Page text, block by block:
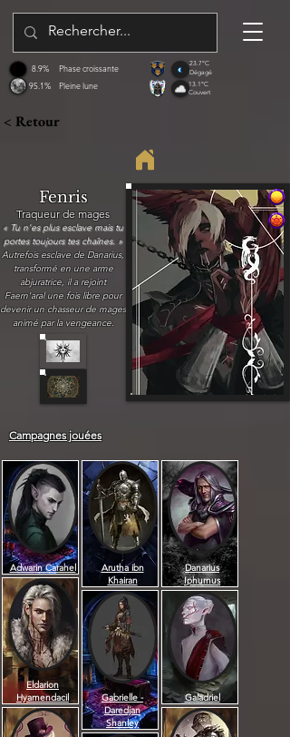
95.1%
8.9%
Pleine lune
Phase croissante
23.7°C
Dégagé
13.1°C
Couvert
< Retour
Fenris
Traqueur de mages
« Tu n'es plus esclave mais tu
portes toujours tes chaînes. »
Autrefois esclave de Danarius,
transformé en une arme
abjuratrice, il a rejoint
Faern'aral une fois libre pour
devenir un chasseur de mages
animé par la vengeance.
Campagnes jouées
Adwarin Carahel
Eldarion
Hyamendacil
Arutha ibn
Khairan
Gabrielle -
Daredjan
Shanley
Danarius
Iphurnus
Galadriel